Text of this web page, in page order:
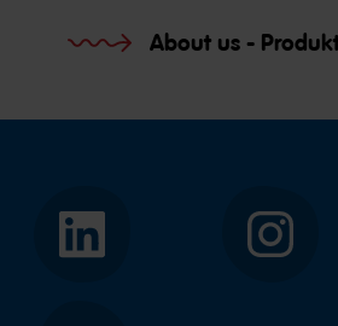
About us -
LinkedIn Instagram